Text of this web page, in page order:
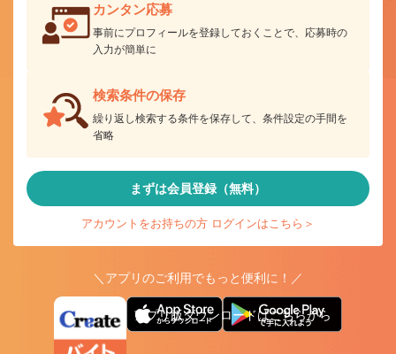
カンタン応募
事前にプロフィールを登録しておくことで、応募時の
入力が簡単に
検索条件の保存
繰り返し検索する条件を保存して、条件設定の手間を
省略
まずは会員登録（無料）
アカウントをお持ちの方 ログインはこちら＞
＼アプリのご利用でもっと便利に！／
アプリ版ダウンロードはこちらから